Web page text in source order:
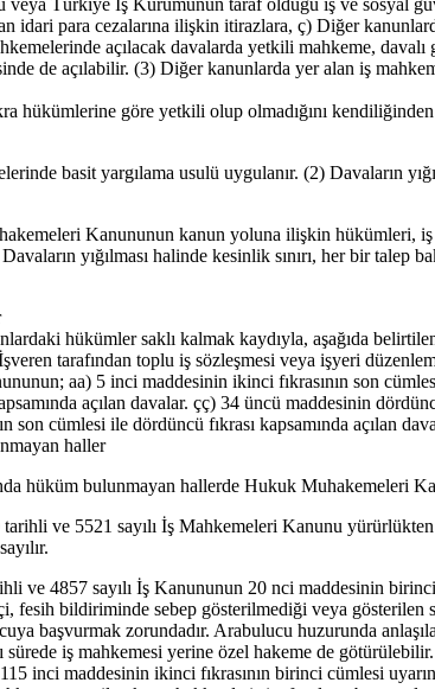
Türkiye İş Kurumunun taraf olduğu iş ve sosyal
idari para cezalarına ilişkin itirazlara, ç) Diğer
açılacak davalarda yetkili mahkeme, davalı
de açılabilir. (3) Diğer kanunlarda yer alan iş
hükümlerine göre yetkili olup olmadığını
basit yargılama usulü uygulanır. (2) Davaların
Kanununun kanun yoluna ilişkin hükümleri, iş
yığılması halinde kesinlik sınırı, her bir
hükümler saklı kalmak kaydıyla, aşağıda
tarafından toplu iş sözleşmesi veya işyeri
aa) 5 inci maddesinin ikinci fıkrasının son
açılan davalar. çç) 34 üncü maddesinin
son cümlesi ile dördüncü fıkrası kapsamında açılan
haller
hüküm bulunmayan hallerde Hukuk Muhakemeleri
ve 5521 sayılı İş Mahkemeleri Kanunu
ve 4857 sayılı İş Kanununun 20 nci maddesinin
fesih bildiriminde sebep gösterilmediği veya
başvurmak zorundadır. Arabulucu huzurunda
sürede iş mahkemesi yerine özel hakeme de
inci maddesinin ikinci fıkrasının birinci cümlesi